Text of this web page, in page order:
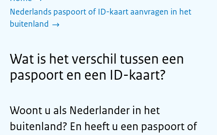
Nederlands paspoort of ID-kaart aanvragen in het
buitenland
Wat is het verschil tussen een
paspoort en een ID-kaart?
Woont u als Nederlander in het
buitenland? En heeft u een paspoort of